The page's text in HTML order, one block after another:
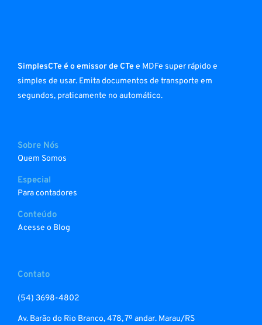
SimplesCTe é o emissor de CTe e MDFe super rápido e
simples de usar. Emita documentos de transporte em
segundos, praticamente no automático.
Sobre Nós
Quem Somos
Especial
Para contadores
Conteúdo
Acesse o Blog
Contato
(54) 3698-4802
Av. Barão do Rio Branco, 478, 7º andar. Marau/RS